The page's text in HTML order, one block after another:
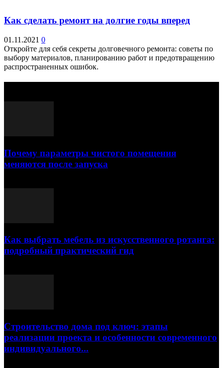
Как сделать ремонт на долгие годы вперед
01.11.2021 0
Откройте для себя секреты долговечного ремонта: советы по
выбору материалов, планированию работ и предотвращению
распространенных ошибок.
Почему параметры чистого помещения
меняются после запуска
Как выбрать мебель из искусственного ротанга:
подробный практический гид
Строительство дома под ключ: этапы
реализации проекта и особенности современного
индивидуального...